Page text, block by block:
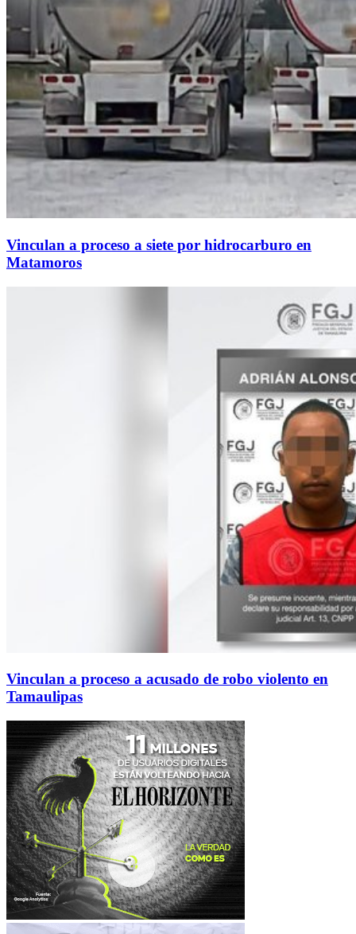
Vinculan a proceso a siete por hidrocarburo en
Matamoros
Vinculan a proceso a acusado de robo violento en
Tamaulipas